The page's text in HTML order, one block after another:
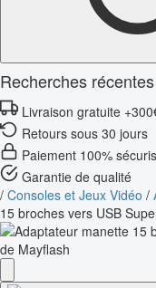
Recherches récentes
Livraison gratuite
Retours sous 30 jours
Paiement 100%
Garantie de qualité
/ Consoles et Jeux Vidéo /
15 broches vers USB